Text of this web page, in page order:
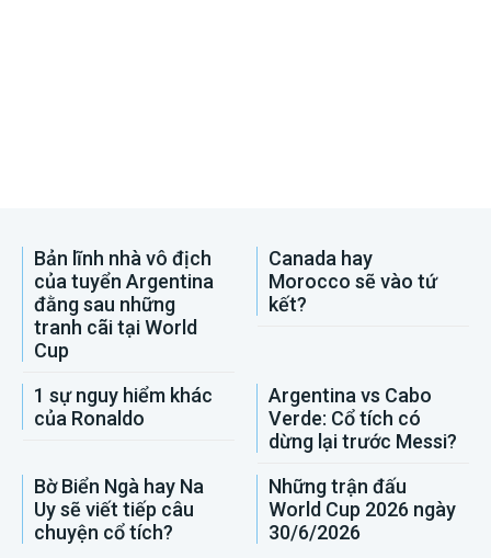
Bản lĩnh nhà vô địch
của tuyển Argentina
đằng sau những
tranh cãi tại World
Cup
Canada hay
Morocco sẽ vào tứ
kết?
1 sự nguy hiểm khác
của Ronaldo
Argentina vs Cabo
Verde: Cổ tích có
dừng lại trước Messi?
Bờ Biển Ngà hay Na
Uy sẽ viết tiếp câu
chuyện cổ tích?
Những trận đấu
World Cup 2026 ngày
30/6/2026